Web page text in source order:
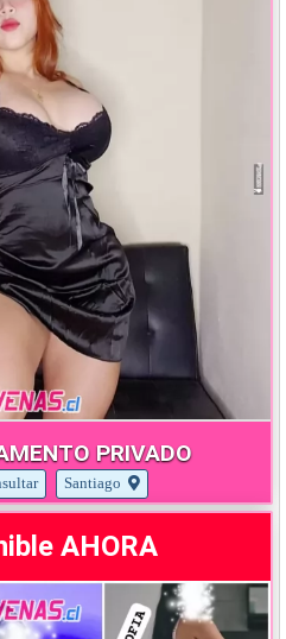
PRIVADO
Santiago
AHORA